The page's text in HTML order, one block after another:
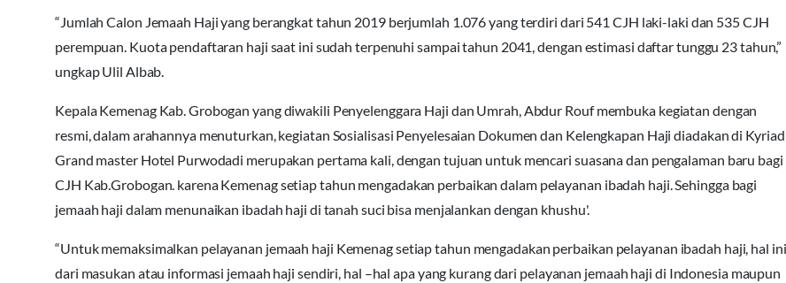
“Jumlah Calon Jemaah Haji yang berangkat tahun 2019 berjumlah 1.076 yang terdiri dari 541 CJH laki-laki dan 535 CJH
perempuan. Kuota pendaftaran haji saat ini sudah terpenuhi sampai tahun 2041, dengan estimasi daftar tunggu 23 tahun,”
ungkap Ulil Albab.
Kepala Kemenag Kab. Grobogan yang diwakili Penyelenggara Haji dan Umrah, Abdur Rouf membuka kegiatan dengan
resmi, dalam arahannya menuturkan, kegiatan Sosialisasi Penyelesaian Dokumen dan Kelengkapan Haji diadakan di Kyriad
Grand master Hotel Purwodadi merupakan pertama kali, dengan tujuan untuk mencari suasana dan pengalaman baru bagi
CJH Kab.Grobogan. karena Kemenag setiap tahun mengadakan perbaikan dalam pelayanan ibadah haji. Sehingga bagi
jemaah haji dalam menunaikan ibadah haji di tanah suci bisa menjalankan dengan khushu'.
“Untuk memaksimalkan pelayanan jemaah haji Kemenag setiap tahun mengadakan perbaikan pelayanan ibadah haji, hal ini
dari masukan atau informasi jemaah haji sendiri, hal –hal apa yang kurang dari pelayanan jemaah haji di Indonesia maupun